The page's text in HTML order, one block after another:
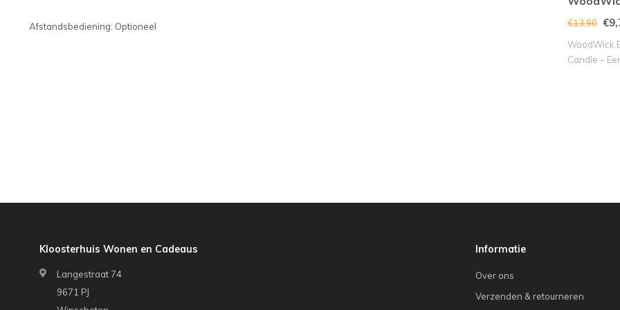
Afstandsbediening: Optioneel €13,90
WoodWick
Candle –
Kloosterhuis Wonen en Cadeaus
Langestraat 74
9671 PJ
Informatie
Over ons
Verzenden & retourneren